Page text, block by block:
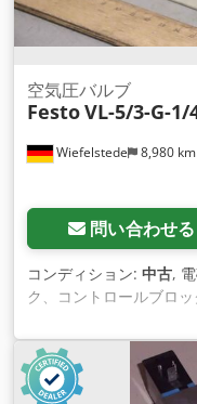
Wiefelstede 8,980 km
空気圧バルブ
FestoVL-5/3-G-1/
問い合わせる
コンディション: 中古,
ク、コントロールブロ
Festo、空気圧バルブ
-使用圧力：0.9～10bar
ルブあり -価格：1個あ
0.4kg/本。